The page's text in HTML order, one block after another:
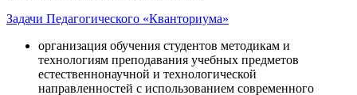
Задачи Педагогического «Кванториума»
организация обучения студентов методикам и
технологиям преподавания учебных предметов
естественнонаучной и технологической
направленностей с использованием современного